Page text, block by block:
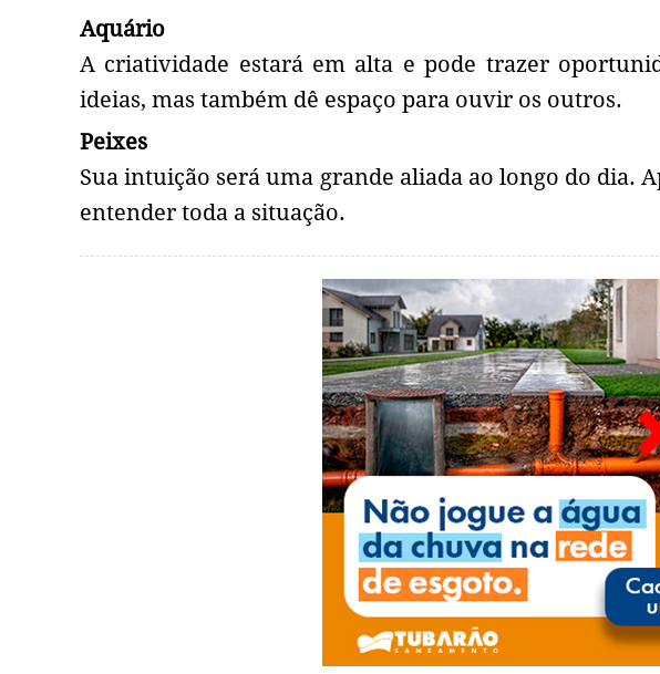
Aquário
A criatividade estará em alta e pode trazer
ideias, mas também dê espaço para ouvir os outros.
Peixes
Sua intuição será uma grande aliada ao longo do dia.
entender toda a situação.